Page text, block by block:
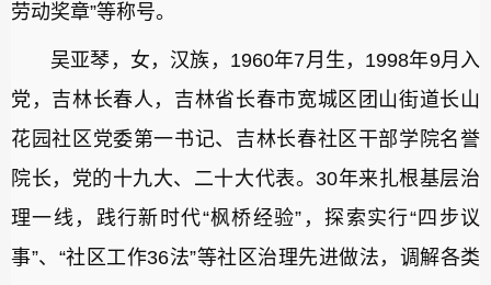
劳动奖章”等称号。
吴亚琴，女，汉族，1960年7月生，1998年9月入
党，吉林长春人，吉林省长春市宽城区团山街道长山
花园社区党委第一书记、吉林长春社区干部学院名誉
院长，党的十九大、二十大代表。30年来扎根基层治
理一线，践行新时代“枫桥经验”，探索实行“四步议
事”、“社区工作36法”等社区治理先进做法，调解各类